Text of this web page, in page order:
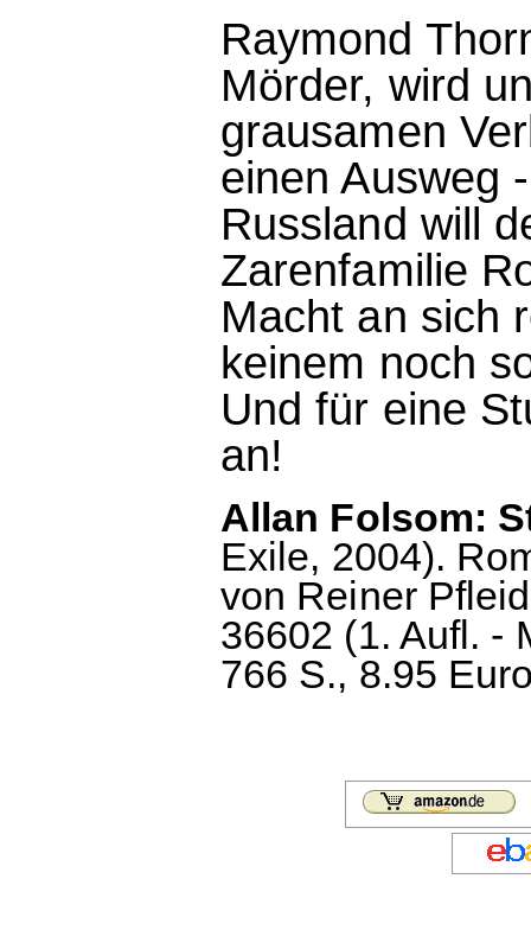
Raymond
Mörder, wird
grausamen
einen Ausweg
Russland will
Zarenfamilie
Macht an sich
keinem noch
Und für eine
an!
Allan Folsom:
Exile, 2004).
von Reiner
36602 (1. Aufl. -
766 S., 8.95